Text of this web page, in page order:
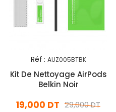
Réf : AUZ005BTBK
Kit De Nettoyage AirPods
Belkin Noir
29,000 DT
19,000 DT